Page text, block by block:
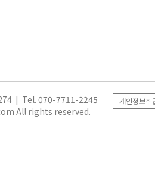
| Tel. 070-7711-2245
All rights reserved.
개인정보취